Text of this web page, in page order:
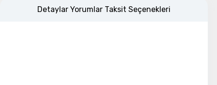
Detaylar Yorumlar Taksit Seçenekleri